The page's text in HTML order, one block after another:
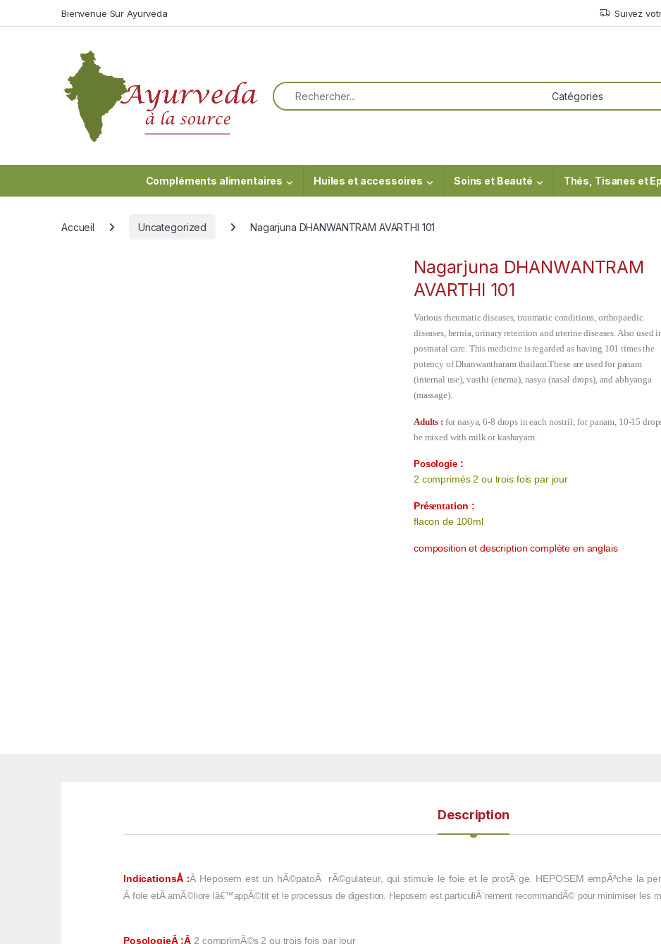
Bienvenue Sur Ayurveda Suivez
Search for:
Compléments alimentaires Huiles et accessoires Soins et Beauté Thés, Tisanes et
Accueil Uncategorized Nagarjuna DHANWANTRAM AVARTHI 101
Nagarjuna DHANWANTRAM
AVARTHI 101
Various rheumatic diseases, traumatic conditions, orthopaedic
diseases, hernia, urinary retention and uterine diseases. Also used
postnatal care. This medicine is regarded as having 101 times the
potency of Dhanwantharam thailam.These are used for panam
(internal use), vasthi (enema), nasya (nasal drops), and abhyanga
(massage).
Adults : for nasya, 6-8 drops in each nostril; for panam, 10-15
be mixed with milk or kashayam.
Posologie :
2 comprimés 2 ou trois fois par jour
Présentation :
flacon de 100ml
composition et description complète en anglais
Description
IndicationsÂ :Â Heposem est un hÃ©patoÂ rÃ©gulateur, qui stimule le foie et le protÃ¨ge. HEPOSEM empÃªche la
Â foie etÂamÃ©liore lâ€™appÃ©tit et le processus de digestion. Heposem est particuliÃ¨rement recommandÃ© pour minimiser les
PosologieÂ :Â 2 comprimÃ©s 2 ou trois fois par jour